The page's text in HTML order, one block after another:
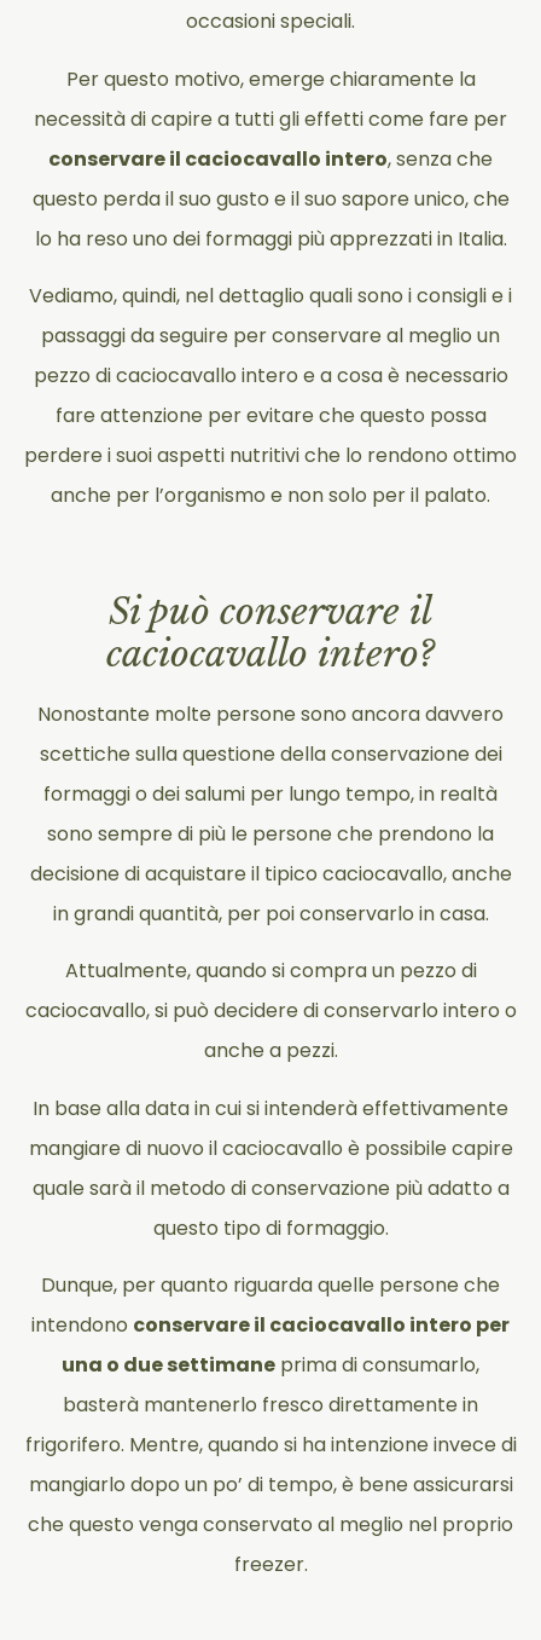
occasioni speciali.
Per questo motivo, emerge chiaramente la
necessità di capire a tutti gli effetti come fare per
conservare il caciocavallo intero, senza che
questo perda il suo gusto e il suo sapore unico, che
lo ha reso uno dei formaggi più apprezzati in Italia.
Vediamo, quindi, nel dettaglio quali sono i consigli e i
passaggi da seguire per conservare al meglio un
pezzo di caciocavallo intero e a cosa è necessario
fare attenzione per evitare che questo possa
perdere i suoi aspetti nutritivi che lo rendono ottimo
anche per l’organismo e non solo per il palato.
Si può conservare il
caciocavallo intero?
Nonostante molte persone sono ancora davvero
scettiche sulla questione della conservazione dei
formaggi o dei salumi per lungo tempo, in realtà
sono sempre di più le persone che prendono la
decisione di acquistare il tipico caciocavallo, anche
in grandi quantità, per poi conservarlo in casa.
Attualmente, quando si compra un pezzo di
caciocavallo, si può decidere di conservarlo intero o
anche a pezzi.
In base alla data in cui si intenderà effettivamente
mangiare di nuovo il caciocavallo è possibile capire
quale sarà il metodo di conservazione più adatto a
questo tipo di formaggio.
Dunque, per quanto riguarda quelle persone che
intendono conservare il caciocavallo intero per
una o due settimane prima di consumarlo,
basterà mantenerlo fresco direttamente in
frigorifero. Mentre, quando si ha intenzione invece di
mangiarlo dopo un po’ di tempo, è bene assicurarsi
che questo venga conservato al meglio nel proprio
freezer.